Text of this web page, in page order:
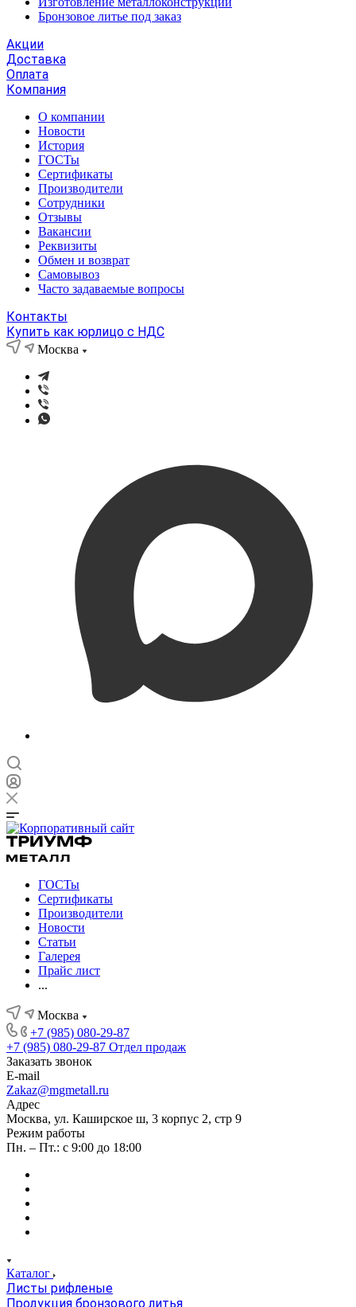
Бронзовое литье под заказ
Акции
Доставка
Оплата
Компания
О компании
Новости
История
ГОСТы
Сертификаты
Производители
Сотрудники
Отзывы
Вакансии
Реквизиты
Обмен и возврат
Самовывоз
Часто задаваемые вопросы
Контакты
Купить как юрлицо с НДС
Москва
ГОСТы
Сертификаты
Производители
Новости
Статьи
Галерея
Прайс лист
...
Москва
+7 (985) 080-29-87
+7 (985) 080-29-87 Отдел продаж
Заказать звонок
E-mail
Zakaz@mgmetall.ru
Адрес
Москва, ул. Каширское ш, 3 корпус 2, стр 9
Режим работы
Пн. – Пт.: с 9:00 до 18:00
Каталог
Листы рифленые
Продукция бронзового литья